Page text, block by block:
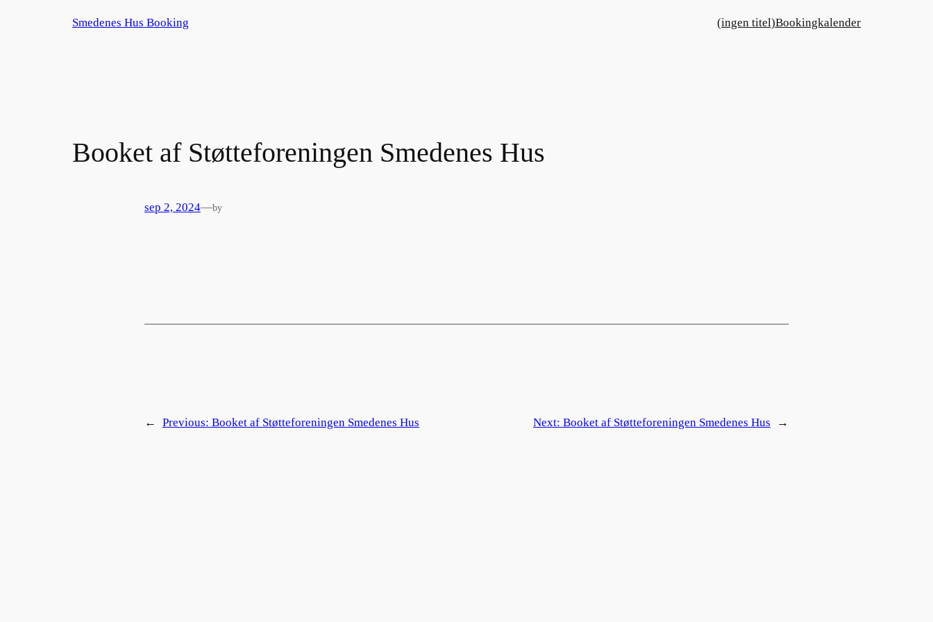
Smedenes Hus Booking (ingen titel)Bookingkalender
Booket af Støtteforeningen Smedenes Hus
sep 2, 2024—by
← Previous: Booket af Støtteforeningen Smedenes Hus Next: Booket af Støtteforeningen Smedenes Hus →